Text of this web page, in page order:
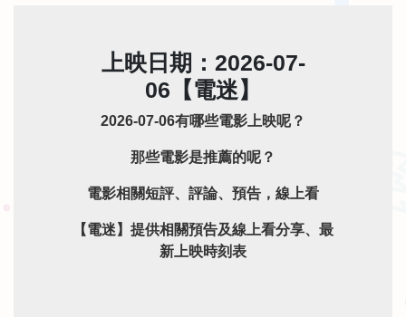
上映日期：2026-07-
06【電迷】
2026-07-06有哪些電影上映呢？
那些電影是推薦的呢？
電影相關短評、評論、預告，線上看
【電迷】提供相關預告及線上看分享、最
新上映時刻表